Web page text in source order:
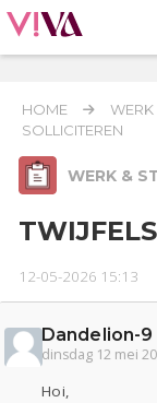
HOME WERK
SOLLICITEREN
WERK &
Relaties
12-05-2026 15:13
Dandelion-9
dinsdag 12 mei
Hoi,